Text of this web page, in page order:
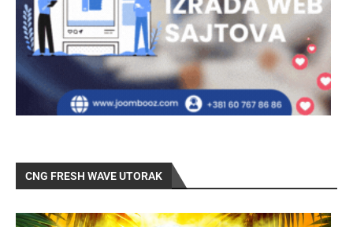
CNG FRESH WAVE UTORAK